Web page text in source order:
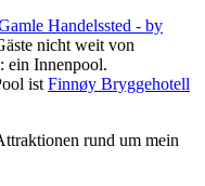
Handelssted - by
nicht weit von
ein Innenpool.
ist Finnøy Bryggehotell
rund um mein